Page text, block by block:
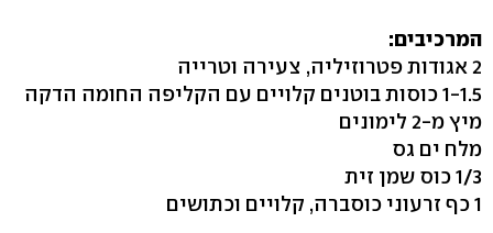
המרכיבים:
2 אגודות פטרוזיליה, צעירה וטרייה
1-1.5 כוסות בוטנים קלויים עם הקליפה החומה הדקה
מיץ מ-2 לימונים
מלח ים גס
1/3 כוס שמן זית
1 כף זרעוני כוסברה, קלויים וכתושים